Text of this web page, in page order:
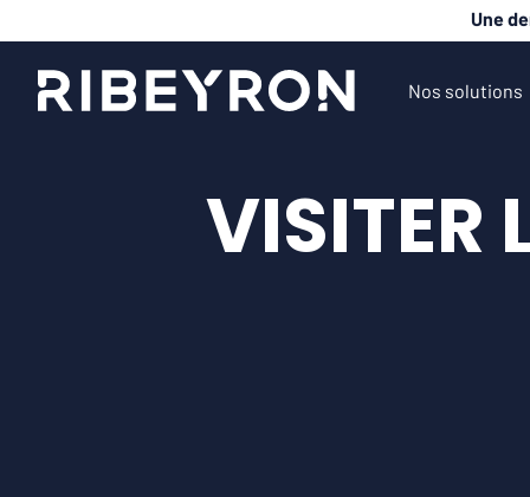
Une
Nos solutions
VISITER